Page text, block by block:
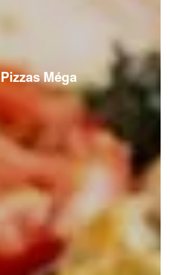
Pizzas Méga